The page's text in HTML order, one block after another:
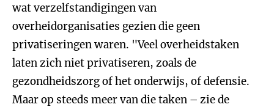
wat verzelfstandigingen van
overheidorganisaties gezien die geen
privatiseringen waren. "Veel overheidstaken
laten zich niet privatiseren, zoals de
gezondheidszorg of het onderwijs, of defensie.
Maar op steeds meer van die taken – zie de